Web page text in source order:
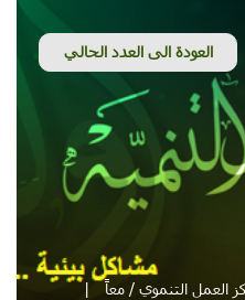
العمل التنموي / معاً
|